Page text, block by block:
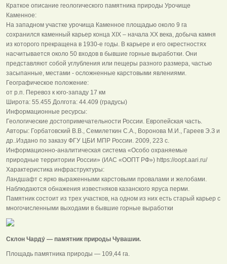
Краткое описание геологического памятника природы Урочище
Каменное:
На западном участке урочища Каменное площадью около 9 га
сохранился каменный карьер конца XIX – начала XX века, добыча камня
из которого прекращена в 1930-е годы. В карьере и его окрестностях
насчитывается около 50 входов в бывшие горные выработки. Они
представляют собой углубления или пещеры разного размера, частью
засыпанные, местами - осложненные карстовыми явлениями.
Географическое положение:
от р.п. Перевоз к юго-западу 17 км
Широта: 55.455 Долгота: 44.409 (градусы)
Информационные ресурсы:
Геологические достопримечательности России. Европейская часть.
Авторы: Горбатовский В.В., Семилеткин С.А., Воронова М.И., Гареев Э.З и
др..Издано по заказу ФГУ ЦБИ МПР России. 2009, 223 с.
Информационно-аналитическая система «Особо охраняемые
природные территории России» (ИАС «ООПТ РФ») https://oopt.aari.ru/
Характеристика инфраструктуры:
Ландшафт с ярко выраженными карстовыми провалами и желобами.
Наблюдаются обнажения известняков казанского яруса перми.
Памятник состоит из трех участков, на одном из них есть старый карьер с
многочисленными выходами в бывшие горные выработки
Склон Чарду́ — памятник природы Чувашии.
Площадь памятника природы — 109,44 га.